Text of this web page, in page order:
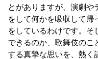
とがありますが、演劇や
をして何かを吸収して帰
をしているわけです。そ
できるのか、歌舞伎のこ
する真摯な思いを、熱く